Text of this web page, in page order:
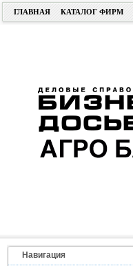
ГЛАВНАЯ КАТАЛОГ ФИРМ
Навигация